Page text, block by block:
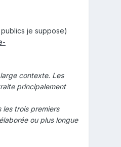
je suppose)
contexte. Les
principalement
les trois premiers
ou plus longue